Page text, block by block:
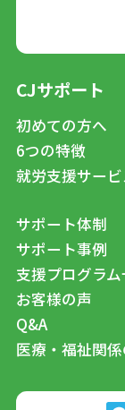
CJサポート
初めての方へ
6つの特徴
就労支援サー
サポート体制
サポート事例
支援プログラ
お客様の声
Q&A
医療・福祉関